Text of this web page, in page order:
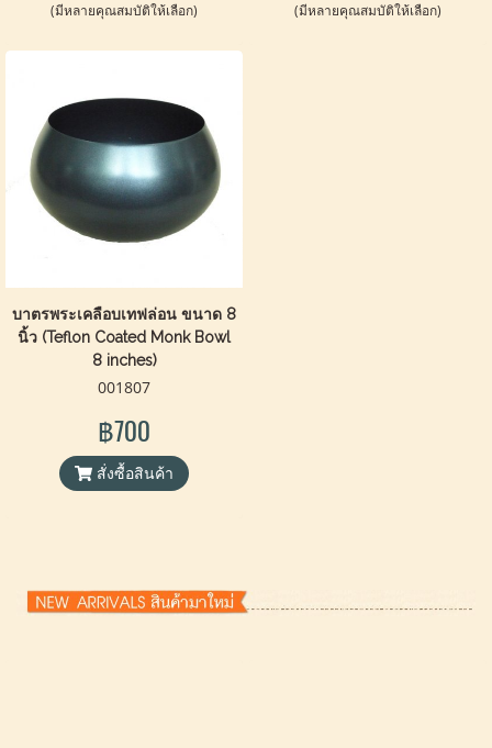
(มีหลายคุณสมบัติให้เลือก) (มีหลายคุณสมบัติให้เลือก)
บาตรพระเคลือบเทฟล่อน ขนาด 8
นิ้ว (Teflon Coated Monk Bowl
8 inches)
001807
฿700
สั่งซื้อสินค้า